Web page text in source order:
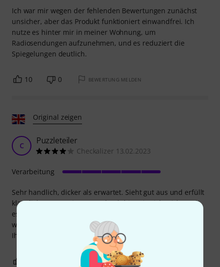
Ich war mir wegen der fehlenden Bewertungen zunächst
unsicher, aber das Produkt funktioniert einwandfrei. Ich
nutze es hinter mir in meiner Wohnung, um
Radiosendungen aufzunehmen, und es reduziert die
Spiegelungen deutlich.
10 0 BEWERTUNG MELDEN
Original zeigen
C Puzzleteiler
Checkalizer 13.02.2023
Sehr handlich, dicker als erwartet. Sieht gut aus und erfüllt
klanglich genau seinen Zweck. Ich bin mir nicht sicher, ob
es ewig hält. Es kann auf dem Boden schmutzig werden,
wenn man es etwas bewegt. Achten Sie daher darauf, dass
Ihre Hände sauber sind, bevor Sie es anfassen.
Verarbeitung
BEWERTUNG MELDEN